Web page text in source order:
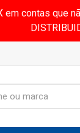
contas que